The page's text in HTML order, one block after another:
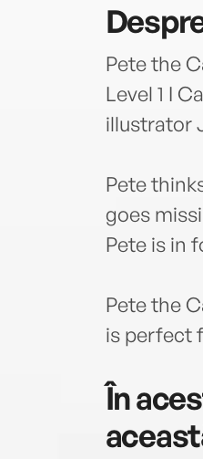
Pete the
Level 1 I
illustrator
Pete
goes
Pete is in
Pete the
is perfect
În